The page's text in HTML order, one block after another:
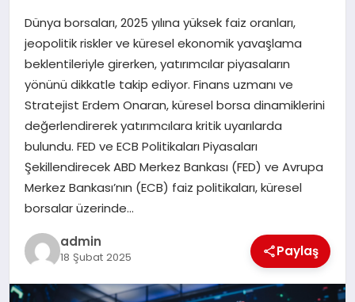
EKONOMI
SAĞLIK
DÜNYA
EĞITIM
Dünya borsaları, 2025 yılına yüksek faiz oranları,
jeopolitik riskler ve küresel ekonomik yavaşlama
beklentileriyle girerken, yatırımcılar piyasaların
yönünü dikkatle takip ediyor. Finans uzmanı ve
Stratejist Erdem Onaran, küresel borsa dinamiklerini
değerlendirerek yatırımcılara kritik uyarılarda
bulundu. FED ve ECB Politikaları Piyasaları
Şekillendirecek ABD Merkez Bankası (FED) ve Avrupa
Merkez Bankası’nın (ECB) faiz politikaları, küresel
borsalar üzerinde…
admin
18 Şubat 2025 Paylaş